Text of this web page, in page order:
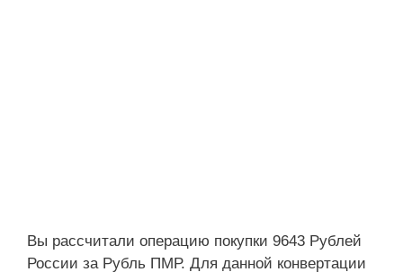
Вы рассчитали операцию покупки 9643 Рублей
России за Рубль ПМР. Для данной конвертации